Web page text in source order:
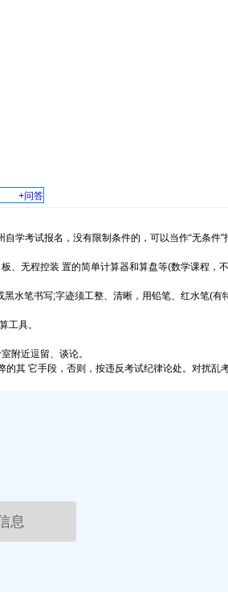
+问答
考试报名，没有限制条件的，可以当作“无条件”
无程控装 置的简单计算器和算盘等(数学课程，不
笔书写;字迹须工整、清晰，用铅笔、红水笔(有
工具。
附近逗留、谈论。
它手段，否则，按违反考试纪律论处。对扰乱
息